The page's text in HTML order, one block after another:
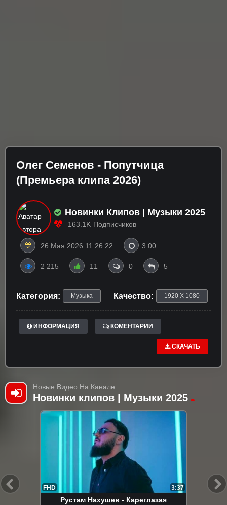
Олег Семенов - Попутчица
(Премьера клипа 2026)
Новинки Клипов | Музыки 2025
163.1K Подписчиков
26 Мая 2026 11:26:22 3:00
2 215 11 0 5
Категория: Музыка Качество: 1920 X 1080
ИНФОРМАЦИЯ КОМЕНТАРИИ
СКАЧАТЬ
Новые Видео На Канале:
Новинки клипов | Музыки 2025
FHD 3:37
Рустам Нахушев - Кареглазая